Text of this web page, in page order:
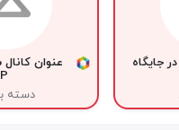
جایگاه
عنوان کانال
دسته